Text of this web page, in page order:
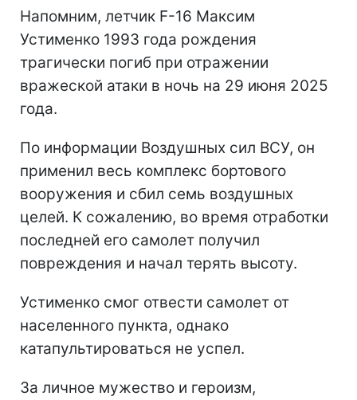
Напомним, летчик F-16 Максим
Устименко 1993 года рождения
трагически погиб при отражении
вражеской атаки в ночь на 29 июня 2025
года.
По информации Воздушных сил ВСУ, он
применил весь комплекс бортового
вооружения и сбил семь воздушных
целей. К сожалению, во время отработки
последней его самолет получил
повреждения и начал терять высоту.
Устименко смог отвести самолет от
населенного пункта, однако
катапультироваться не успел.
За личное мужество и героизм,